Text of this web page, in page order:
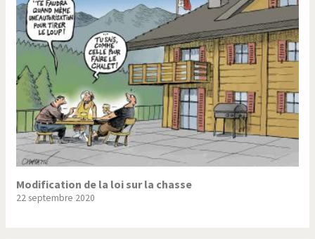
Trump II Un monde de foot
Vous avez dit "Islam"?
Modification de la loi sur la chasse
22 septembre 2020